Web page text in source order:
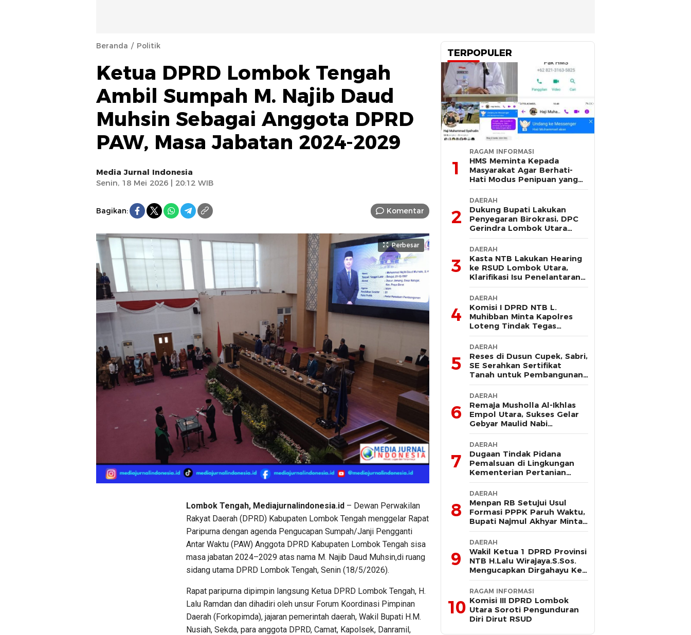
Beranda Politik
Ketua DPRD Lombok Tengah
Ambil Sumpah M. Najib Daud
Muhsin Sebagai Anggota DPRD
PAW, Masa Jabatan 2024-2029
Media Jurnal Indonesia
Senin, 18 Mei 2026 | 20:12 WIB
Bagikan: Komentar
Perbesar
Lombok Tengah, Mediajurnalindonesia.id – Dewan Perwakilan
Rakyat Daerah (DPRD) Kabupaten Lombok Tengah menggelar Rapat
Paripurna dengan agenda Pengucapan Sumpah/Janji Pengganti
Antar Waktu (PAW) Anggota DPRD Kabupaten Lombok Tengah sisa
masa jabatan 2024–2029 atas nama M. Najib Daud Muhsin,di ruang
sidang utama DPRD Lombok Tengah, Senin (18/5/2026).
Rapat paripurna dipimpin langsung Ketua DPRD Lombok Tengah, H.
Lalu Ramdan dan dihadiri oleh unsur Forum Koordinasi Pimpinan
Daerah (Forkopimda), jajaran pemerintah daerah, Wakil Bupati H.M.
Nusiah, Sekda, para anggota DPRD, Camat, Kapolsek, Danramil,
TERPOPULER
1
RAGAM INFORMASI
HMS Meminta Kepada
Masyarakat Agar Berhati-
Hati Modus Penipuan yang
Mengatasnamakan Dirinya
2
DAERAH
Dukung Bupati Lakukan
Penyegaran Birokrasi, DPC
Gerindra Lombok Utara
Sebut Tak Ada Pelanggaran
3
DAERAH
Kasta NTB Lakukan Hearing
ke RSUD Lombok Utara,
Klarifikasi Isu Penelantaran
Ibu Hamil
4
DAERAH
Komisi I DPRD NTB L.
Muhibban Minta Kapolres
Loteng Tindak Tegas
Premanisme DC PT. LNI
5
DAERAH
Reses di Dusun Cupek, Sabri,
SE Serahkan Sertifikat
Tanah untuk Pembangunan
Musholla
6
DAERAH
Remaja Musholla Al-Ikhlas
Empol Utara, Sukses Gelar
Gebyar Maulid Nabi
Muhammad Saw
7
DAERAH
Dugaan Tindak Pidana
Pemalsuan di Lingkungan
Kementerian Pertanian
Kembali Mencuat, Saksi
Kunci Mangkir Panggilan
Polisi
8
DAERAH
Menpan RB Setujui Usul
Formasi PPPK Paruh Waktu,
Bupati Najmul Akhyar Minta
Non ASN Segera Lengkapi
Dokumen
9
DAERAH
Wakil Ketua 1 DPRD Provinsi
NTB H.Lalu Wirajaya.S.Sos.
Mengucapkan Dirgahayu Ke-
80 Lombok Tengah
Masmirah
10
RAGAM INFORMASI
Komisi III DPRD Lombok
Utara Soroti Pengunduran
Diri Dirut RSUD